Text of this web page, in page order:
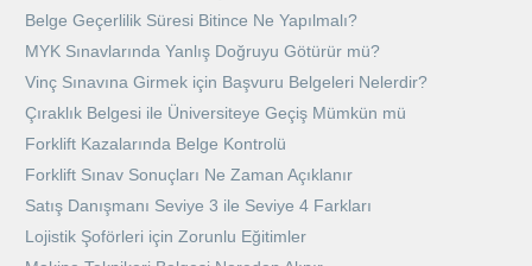
Belge Geçerlilik Süresi Bitince Ne Yapılmalı?
MYK Sınavlarında Yanlış Doğruyu Götürür mü?
Vinç Sınavına Girmek için Başvuru Belgeleri Nelerdir?
Çıraklık Belgesi ile Üniversiteye Geçiş Mümkün mü
Forklift Kazalarında Belge Kontrolü
Forklift Sınav Sonuçları Ne Zaman Açıklanır
Satış Danışmanı Seviye 3 ile Seviye 4 Farkları
Lojistik Şoförleri için Zorunlu Eğitimler